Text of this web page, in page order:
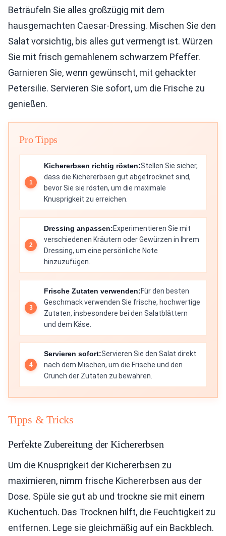
Beträufeln Sie alles großzügig mit dem
hausgemachten Caesar-Dressing. Mischen Sie den
Salat vorsichtig, bis alles gut vermengt ist. Würzen
Sie mit frisch gemahlenem schwarzem Pfeffer.
Garnieren Sie, wenn gewünscht, mit gehackter
Petersilie. Servieren Sie sofort, um die Frische zu
genießen.
Pro Tipps
Kichererbsen richtig rösten:Stellen Sie sicher,
dass die Kichererbsen gut abgetrocknet sind,
bevor Sie sie rösten, um die maximale
Knusprigkeit zu erreichen.
Dressing anpassen:Experimentieren Sie mit
verschiedenen Kräutern oder Gewürzen in Ihrem
Dressing, um eine persönliche Note
hinzuzufügen.
Frische Zutaten verwenden:Für den besten
Geschmack verwenden Sie frische, hochwertige
Zutaten, insbesondere bei den Salatblättern
und dem Käse.
Servieren sofort:Servieren Sie den Salat direkt
nach dem Mischen, um die Frische und den
Crunch der Zutaten zu bewahren.
Tipps & Tricks
Perfekte Zubereitung der Kichererbsen
Um die Knusprigkeit der Kichererbsen zu
maximieren, nimm frische Kichererbsen aus der
Dose. Spüle sie gut ab und trockne sie mit einem
Küchentuch. Das Trocknen hilft, die Feuchtigkeit zu
entfernen. Lege sie gleichmäßig auf ein Backblech.